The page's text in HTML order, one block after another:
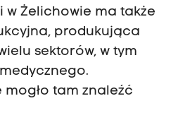
w Żelichowie ma także
produkująca
sektorów, w tym
tam znaleźć